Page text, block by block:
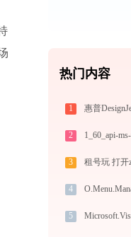
热门内容
1
2
3
4
5